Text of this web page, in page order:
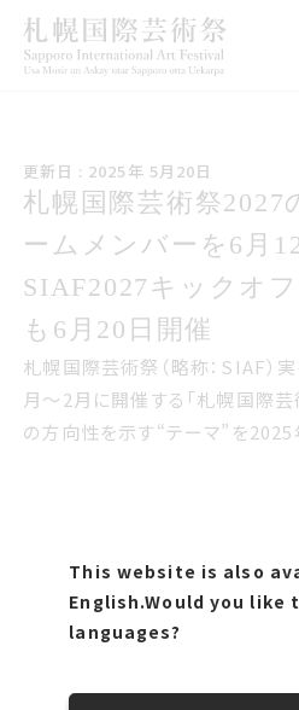
This website is also
English.Would you like
languages?
こうしんび 2025年 ごがつ
20日
更新日 : 2025年 5月20日
札幌国際げいじゅつ
マと新チームメンバ
日に発表サイアフ
ンファレンスもろく
札幌国際芸術祭2027
ームメンバーを6月
SIAF2027キックオ
も6月20日開催
札幌国際芸術祭（略称：SIAF）
月～2月に開催する「札幌国際芸
の方向性を示す“テーマ”を
す。前回芸術祭では「LAST
メンバーも発表します。 発表の
SIAF2027キックオフカンファレ
ーム4名が、テーマに込めた思い
をアップデートし、新たな価値